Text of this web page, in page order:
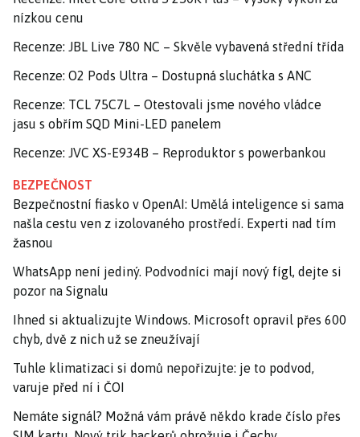
nízkou cenu
Recenze: JBL Live 780 NC – Skvěle vybavená střední třída
Recenze: O2 Pods Ultra – Dostupná sluchátka s ANC
Recenze: TCL 75C7L – Otestovali jsme nového vládce
jasu s obřím SQD Mini-LED panelem
Recenze: JVC XS-E934B – Reproduktor s powerbankou
BEZPEČNOST
Bezpečnostní fiasko v OpenAI: Umělá inteligence si sama
našla cestu ven z izolovaného prostředí. Experti nad tím
žasnou
WhatsApp není jediný. Podvodníci mají nový fígl, dejte si
pozor na Signalu
Ihned si aktualizujte Windows. Microsoft opravil přes 600
chyb, dvě z nich už se zneužívají
Tuhle klimatizaci si domů nepořizujte: je to podvod,
varuje před ní i ČOI
Nemáte signál? Možná vám právě někdo krade číslo přes